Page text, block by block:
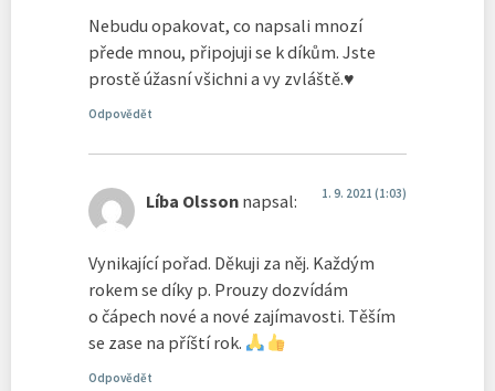
Nebudu opakovat, co napsali mnozí
přede mnou, připojuji se k díkům. Jste
prostě úžasní všichni a vy zvláště.♥
Odpovědět
Líba Olsson napsal: 1. 9. 2021 (1:03)
Vynikající pořad. Děkuji za něj. Každým
rokem se díky p. Prouzy dozvídám
o čápech nové a nové zajímavosti. Těším
se zase na příští rok.
Odpovědět